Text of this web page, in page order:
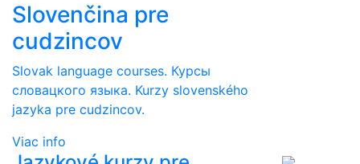
Slovenčina pre
cudzincov
Slovak language courses. Курсы
словацкого языка. Kurzy slovenského
jazyka pre cudzincov.
Viac info